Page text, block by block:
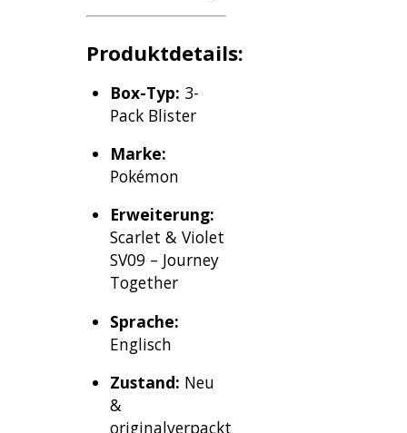
Produktdetails:
Box-Typ: 3-
Pack Blister
Marke:
Pokémon
Erweiterung:
Scarlet & Violet
SV09 – Journey
Together
Sprache:
Englisch
Zustand: Neu
&
originalverpackt